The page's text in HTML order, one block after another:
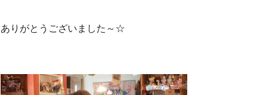
ありがとうございました～☆